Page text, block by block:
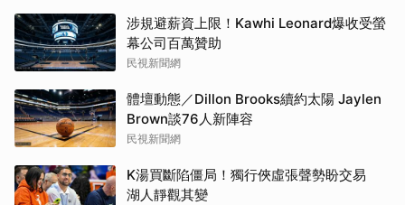
涉規避薪資上限！Kawhi Leonard爆收受螢
幕公司百萬贊助
民視新聞網
體壇動態／Dillon Brooks續約太陽 Jaylen
Brown談76人新陣容
民視新聞網
K湯買斷陷僵局！獨行俠虛張聲勢盼交易
湖人靜觀其變